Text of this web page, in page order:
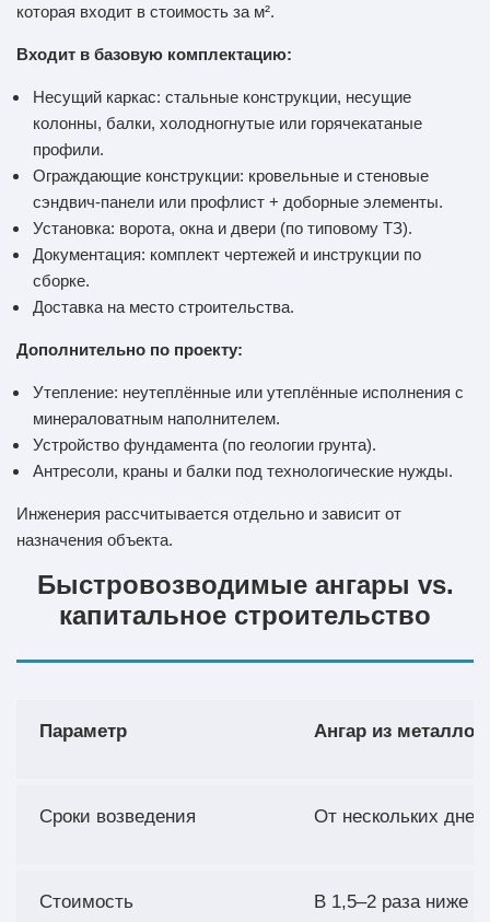
которая входит в стоимость за м².
Входит в базовую комплектацию:
Несущий каркас: стальные конструкции, несущие
колонны, балки, холодногнутые или горячекатаные
профили.
Ограждающие конструкции: кровельные и стеновые
сэндвич-панели или профлист + доборные элементы.
Установка: ворота, окна и двери (по типовому ТЗ).
Документация: комплект чертежей и инструкции по
сборке.
Доставка на место строительства.
Дополнительно по проекту:
Утепление: неутеплённые или утеплённые исполнения с
минераловатным наполнителем.
Устройство фундамента (по геологии грунта).
Антресоли, краны и балки под технологические нужды.
Инженерия рассчитывается отдельно и зависит от
назначения объекта.
Быстровозводимые ангары vs.
капитальное строительство
Параметр Ангар из
Сроки возведения От нескольких
Стоимость В 1,5–2 раза ниже